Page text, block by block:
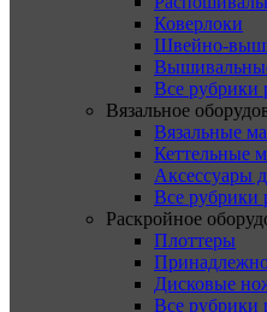
Коверлоки
Швейно-
Все рубрики
Вязальное
Вязальные
Кеттельные
Аксессуары
Все рубрики
Раскройное
Плоттеры
Дисковые
Все рубрики